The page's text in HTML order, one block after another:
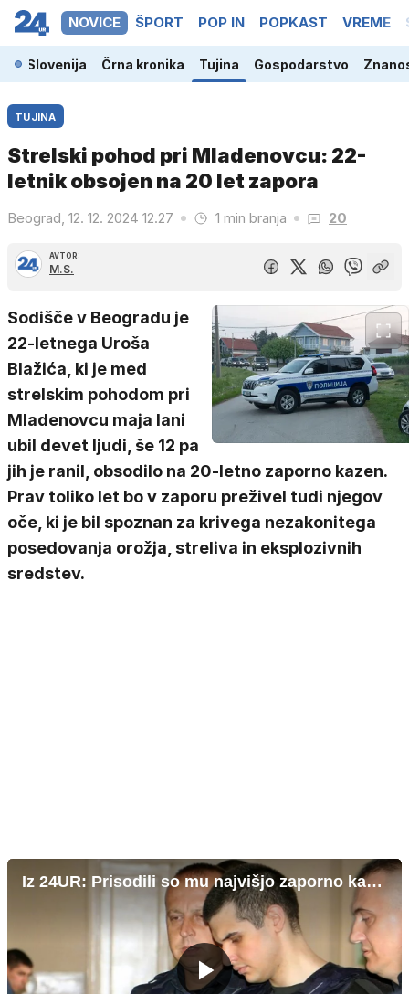
NOVICE ŠPORT POP IN POPKAST VREME
Slovenija Črna kronika Tujina Gospodarstvo
TUJINA
Strelski pohod pri Mladenovcu: 22-
letnik obsojen na 20 let zapora
Beograd, 12. 12. 2024 12.27 1 min branja 20
AVTOR:
M.S.
Sodišče v Beogradu je
22-letnega Uroša
Blažića, ki je med
strelskim pohodom pri
Mladenovcu maja lani
ubil devet ljudi, še 12 pa
jih je ranil, obsodilo na 20-letno zaporno kazen.
Prav toliko let bo v zaporu preživel tudi njegov
oče, ki je bil spoznan za krivega nezakonitega
posedovanja orožja, streliva in eksplozivnih
sredstev.
Iz 24UR: Prisodili so mu najvišjo zaporno kazen